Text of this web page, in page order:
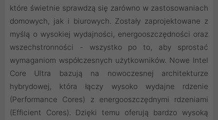
które świetnie sprawdzą się zarówno w zastosowaniach
domowych, jak i biurowych. Zostały zaprojektowane z
myślą o wysokiej wydajności, energooszczędności oraz
wszechstronności - wszystko po to, aby sprostać
wymaganiom współczesnych użytkowników. Nowe Intel
Core Ultra bazują na nowoczesnej architekturze
hybrydowej, która łączy wysoko wydajne rdzenie
(Performance Cores) z energooszczędnymi rdzeniami
(Efficient Cores). Dzięki temu oferują bardzo wysoką